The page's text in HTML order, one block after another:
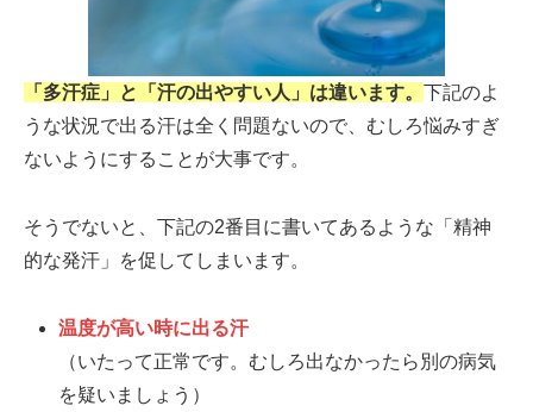
「多汗症」と「汗の出やすい人」は違います。 下記のよ
うな状況で出る汗は全く問題ないので、むしろ悩みすぎ
ないようにすることが大事です。
そうでないと、下記の2番目に書いてあるような「精神
的な発汗」を促してしまいます。
温度が高い時に出る汗
（いたって正常です。むしろ出なかったら別の病気
を疑いましょう）